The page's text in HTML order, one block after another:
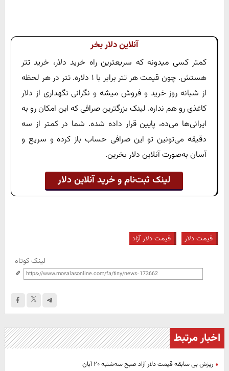
آنلاین دلار بخر
کمتر کسی میدونه که سریعترین راه خرید دلار، خرید تتر
هستش. چون قیمت هر تتر برابر با ۱ دلاره. تتر در هر لحظه
از شبانه روز خرید و فروش میشه و نگرانی نگهداری از دلار
کاغذی رو هم نداره. لینک بزرگترین صرافی که این امکان رو به
ایرانی‌ها می‌ده، پایین قرار داده شده. شما در کمتر از سه
دقیقه می‌تونین تو این صرافی حساب باز کرده و سریع و
آسان به‌صورت آنلاین دلار بخرین.
لینک ثبت‌نام و خرید آنلاین دلار
قیمت دلار قیمت دلار آزاد
لینک کوتاه
اخبار مرتبط
ریزش بی سابقه قیمت دلار آزاد صبح سه‌شنبه ۲۰ آبان